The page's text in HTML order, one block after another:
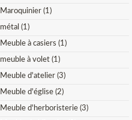
Maroquinier (1)
métal (1)
Meuble à casiers (1)
meuble à volet (1)
Meuble d'atelier (3)
Meuble d'église (2)
Meuble d'herboristerie (3)